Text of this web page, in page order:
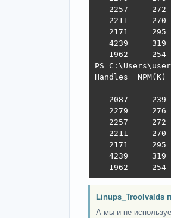
2257     272
2211     270
2171     295
4239     319
1962     254
PS
Handles
-------
2087     239
2279     276
2257     272
2211     270
2171     295
4239     319
1962     254
Linups_Troolvalds
А мы и не